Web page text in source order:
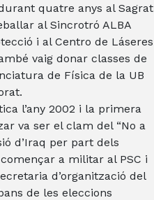
quatre anys al Sagrat
al Sincrotró ALBA
i al Centro de Láseres
vaig donar classes de
de Física de la UB
l’any 2002 i la primera
va ser el clam del “No a
d’Iraq per part dels
a militar al PSC i
d’organització del
de les eleccions